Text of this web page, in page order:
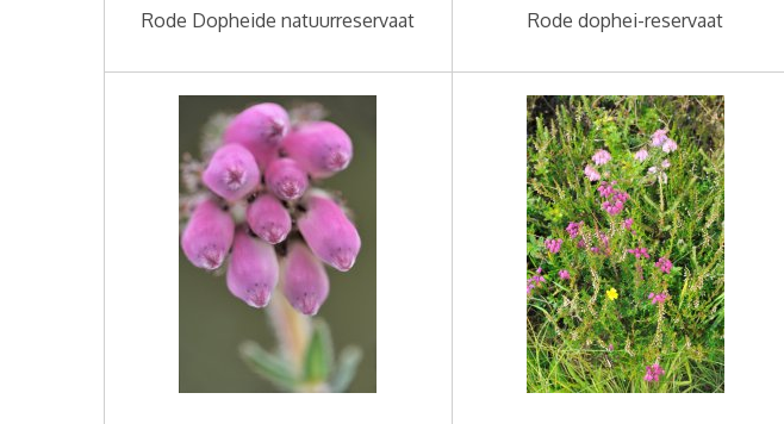
Rode Dopheide natuurreservaat Rode dophei-reservaat